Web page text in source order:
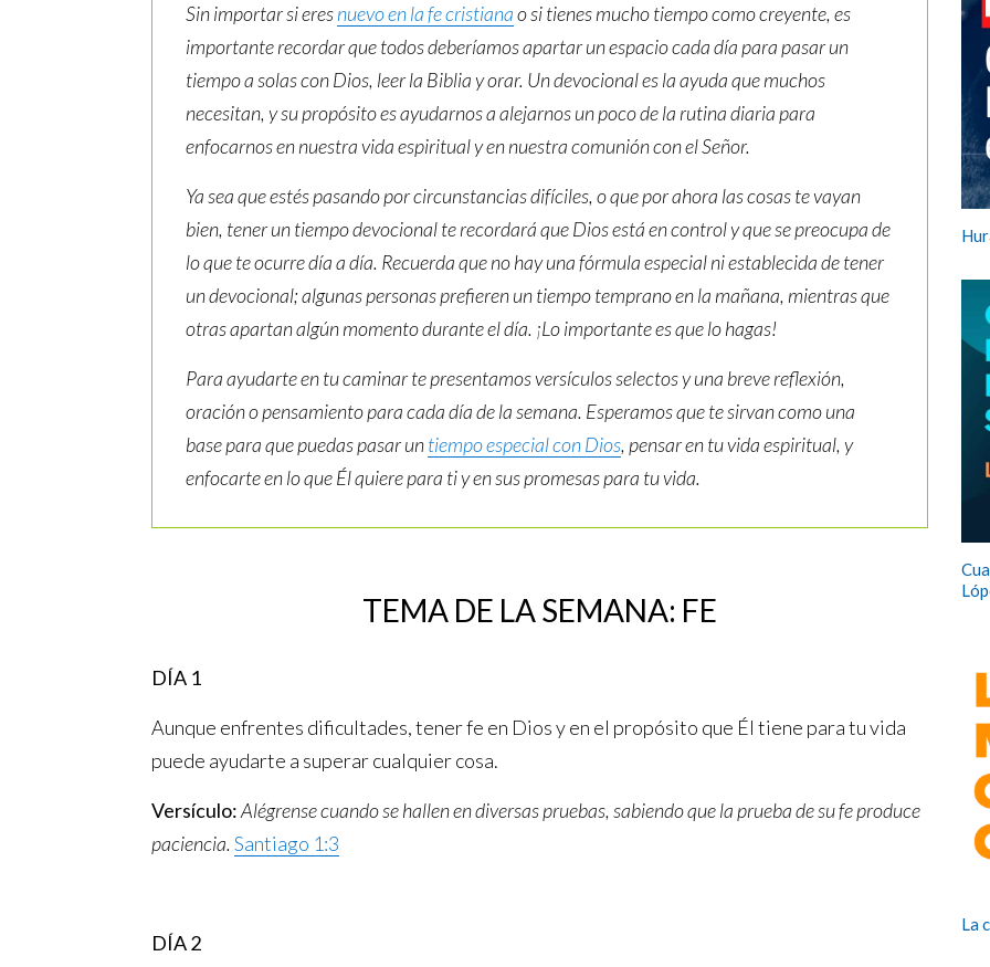
Sin importar si eresnuevo en la fe cristianao si tienes mucho tiempo como creyente, es
importante recordar que todos deberíamos apartar un espacio cada día para pasar un
tiempo a solas con Dios, leer la Biblia y orar. Un devocional es la ayuda que muchos
necesitan, y su propósito es ayudarnos a alejarnos un poco de la rutina diaria para
enfocarnos en nuestra vida espiritual y en nuestra comunión con el Señor.
Ya sea que estés pasando por circunstancias difíciles, o que por ahora las cosas te vayan
bien, tener un tiempo devocional te recordará que Dios está en control y que se preocupa de
lo que te ocurre día a día. Recuerda que no hay una fórmula especial ni establecida de tener
un devocional; algunas personas prefieren un tiempo temprano en la mañana, mientras que
otras apartan algún momento durante el día. ¡Lo importante es que lo hagas!
Para ayudarte en tu caminar te presentamos versículos selectos y una breve reflexión,
oración o pensamiento para cada día de la semana. Esperamos que te sirvan como una
base para que puedas pasar untiempo especial con Dios, pensar en tu vida espiritual, y
enfocarte en lo que Él quiere para ti y en sus promesas para tu vida.
TEMA DE LA SEMANA: FE
DÍA 1
Aunque enfrentes dificultades, tener fe en Dios y en el propósito que Él tiene para tu vida
puede ayudarte a superar cualquier cosa.
Versículo:Alégrense cuando se hallen en diversas pruebas, sabiendo que la prueba de su fe produce
paciencia. Santiago 1:3
DÍA 2
La